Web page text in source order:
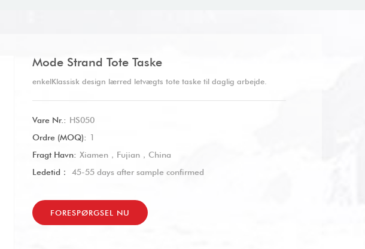
Mode Strand Tote Taske
enkelKlassisk design lærred letvægts tote taske til daglig arbejde.
Vare Nr.: HS050
Ordre (MOQ): 1
Fragt Havn: Xiamen，Fujian，China
Ledetid：
45-55 days after sample confirmed
FORESPØRGSEL NU